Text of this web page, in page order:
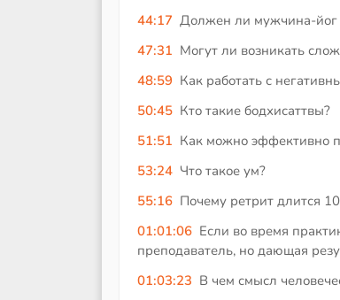
44:17 Должен ли мужчина-йог
47:31 Могут ли возникать
48:59 Как работать с
50:45 Кто такие бодхисаттвы?
51:51 Как можно эффективно
53:24 Что такое ум?
55:16 Почему ретрит длится
01:01:06 Если во время
преподаватель, но дающая
01:03:23 В чем смысл